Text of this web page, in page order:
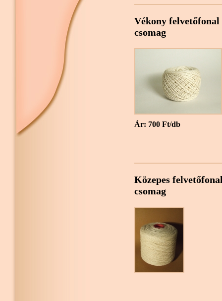
Vékony felvetőfonal
csomag
Ár: 700 Ft/db
Közepes
csomag